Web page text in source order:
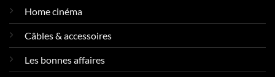
Home cinéma
Câbles & accessoires
Les bonnes affaires